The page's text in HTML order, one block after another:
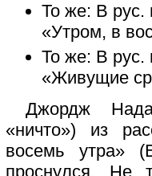
То же: В рус.
«Утром, в
То же: В рус.
«Живущие
Джордж
«ничто») из
восемь утра»
проснулся. Не